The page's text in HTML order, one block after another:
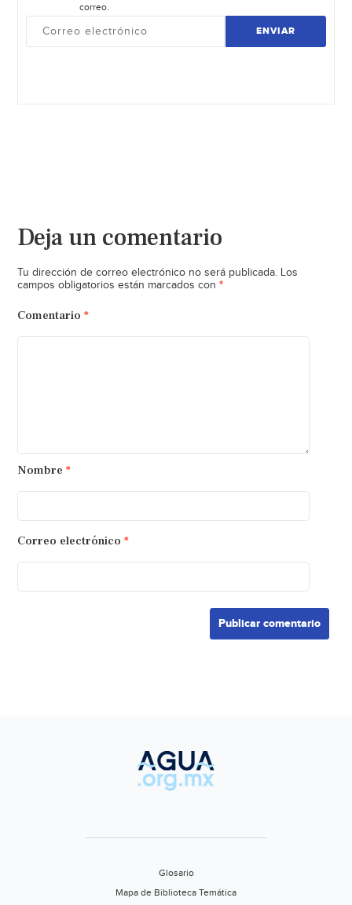
correo.
ENVIAR
Deja un comentario
Tu dirección de correo electrónico no será publicada. Los
campos obligatorios están marcados con *
Comentario *
Nombre *
Correo electrónico *
Glosario
Mapa de Biblioteca Temática